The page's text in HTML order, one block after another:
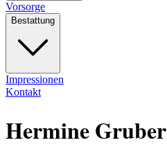
Vorsorge
Bestattung
Impressionen
Kontakt
Hermine Gruber